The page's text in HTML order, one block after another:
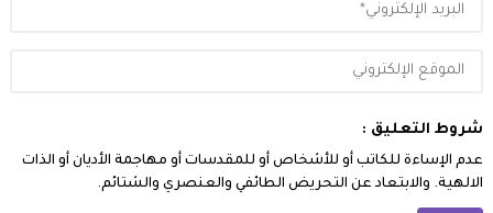
شروط التعليق :
عدم الإساءة للكاتب أو للأشخاص أو للمقدسات أو مهاجمة الأديان أو الذات
الالهية. والابتعاد عن التحريض الطائفي والعنصري والشتائم.